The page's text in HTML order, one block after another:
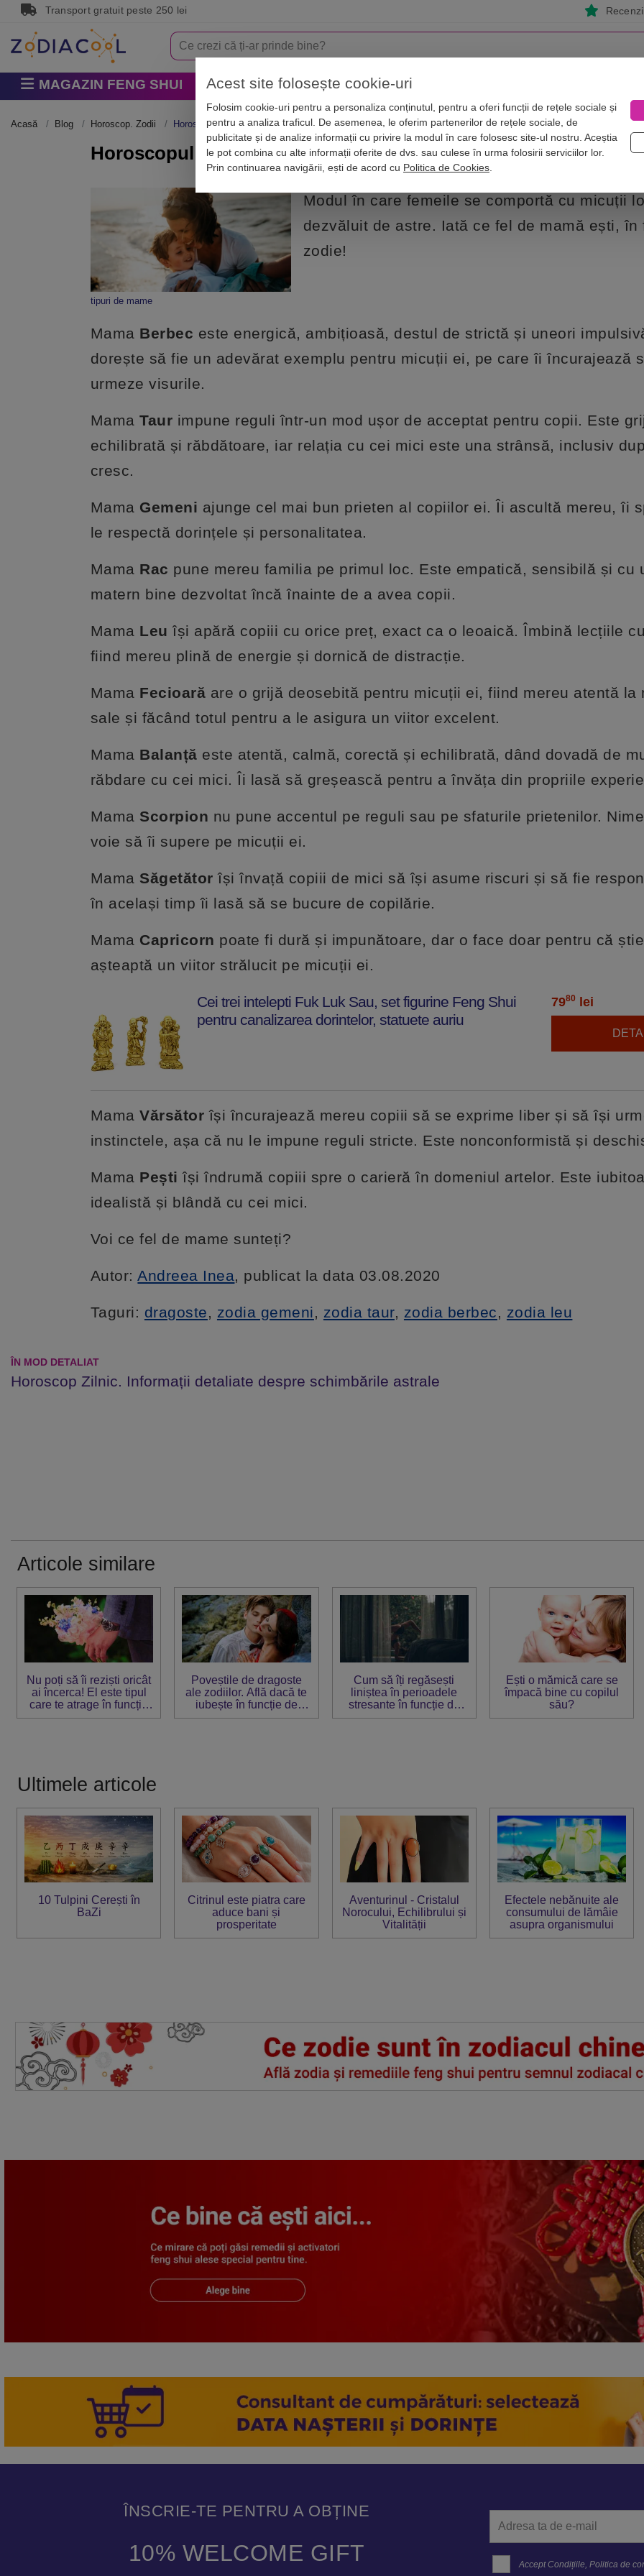
Transport gratuit peste 250 lei
MAGAZIN FENG SHUI Horoscop Zodii Astrologie Numerologie
Acasă Blog Horoscop. Zodii Horoscopul maternității: Descoperă ce tip de mame sunt zodiile
Horoscopul maternității: Descoperă ce tip de mame sunt
tipuri de mame
Modul în care femeile se comportă cu micuții
dezvăluit de astre. Iată ce fel de mamă ești, în
zodie!
Mama Berbec este energică, ambițioasă, destul de strictă și uneori
dorește să fie un adevărat exemplu pentru micuții ei, pe care îi încurajează
urmeze visurile.
MamaTaur impune reguli într-un mod ușor de acceptat pentru copii. Este
echilibrată și răbdătoare, iar relația cu cei mici este una strânsă, inclusiv
cresc.
Mama Gemeni ajunge cel mai bun prieten al copiilor ei. Îi ascultă mereu, îi
le respectă dorințele și personalitatea.
Mama Rac pune mereu familia pe primul loc. Este empatică, sensibilă și cu
matern bine dezvoltat încă înainte de a avea copii.
Mama Leuîși apără copiii cu orice preț, exact ca o leoaică. Îmbină lecțiile
fiind mereu plină de energie și dornică de distracție.
Mama Fecioară are o grijă deosebită pentru micuții ei, fiind mereu atentă la
sale și făcând totul pentru a le asigura un viitor excelent.
Mama Balanță este atentă, calmă, corectă și echilibrată, dând dovadă de
răbdare cu cei mici. Îi lasă să greșească pentru a învăța din propriile
Mama Scorpion nu pune accentul pe reguli sau pe sfaturile prietenilor.
voie să îi supere pe micuții ei.
Mama Săgetătorîși învață copiii de mici să își asume riscuri și să fie
în același timp îi lasă să se bucure de copilărie.
Mama Capricorn poate fi dură și impunătoare, dar o face doar pentru că
așteaptă un viitor strălucit pe micuții ei.
Cei trei intelepti Fuk Luk Sau, set figurine Feng Shui
pentru canalizarea dorintelor, statuete auriu
7980 lei
MamaVărsător își încurajează mereu copiii să se exprime liber și să își
instinctele, așa că nu le impune reguli stricte. Este nonconformistă și
Mama Peștiîși îndrumă copiii spre o carieră în domeniul artelor. Este
idealistă și blândă cu cei mici.
Voi ce fel de mame sunteți?
Autor:Andreea Inea, publicat la data 03.08.2020
Taguri: dragoste, zodia gemeni, zodia taur, zodia berbec, zodia leu
ÎN MOD DETALIAT
Horoscop Zilnic. Informații detaliate despre schimbările astrale
Articole similare
Nu poți să îi reziști oricât
ai încerca! El este tipul
care te atrage în funcție
de zodie
Poveștile de dragoste
ale zodiilor. Află dacă te
iubește în funcție de
zodie
Cum să îți regăsești
liniștea în perioadele
stresante în funcție de
zodie
Ești o mămică care se
împacă bine cu copilul
său?
Ultimele articole
10 Tulpini Cerești în
BaZi
Citrinul este piatra care
aduce bani și
prosperitate
Aventurinul - Cristalul
Norocului, Echilibrului și
Vitalității
Efectele nebănuite ale
consumului de lămâie
asupra organismului
ÎNSCRIE-TE PENTRU A OBȚINE
10% WELCOME GIFT Accept Condițiile,Politica de
Acest site folosește cookie-uri
Folosim cookie-uri pentru a personaliza conținutul, pentru a oferi funcții de rețele sociale și
pentru a analiza traficul. De asemenea, le oferim partenerilor de rețele sociale, de
publicitate și de analize informații cu privire la modul în care folosesc site-ul nostru. Aceștia
le pot combina cu alte informații oferite de dvs. sau culese în urma folosirii serviciilor lor.
Prin continuarea navigării, ești de acord cu Politica de Cookies.